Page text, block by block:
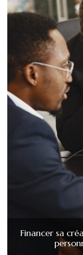
Financer sa